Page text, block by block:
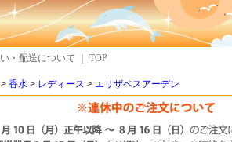
・配送について TOP
香水 レディース エリザベスアーデン